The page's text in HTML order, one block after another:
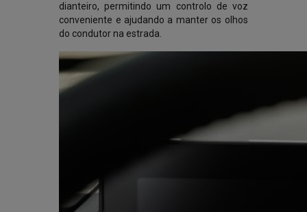
dianteiro, permitindo um controlo de voz
conveniente e ajudando a manter os olhos
do condutor na estrada.